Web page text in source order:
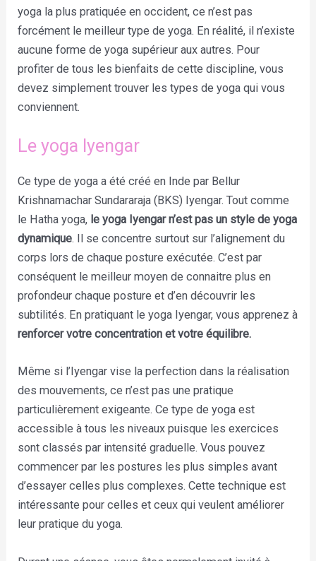
yoga la plus pratiquée en occident, ce n’est pas
forcément le meilleur type de yoga. En réalité, il n’existe
aucune forme de yoga supérieur aux autres. Pour
profiter de tous les bienfaits de cette discipline, vous
devez simplement trouver les types de yoga qui vous
conviennent.
Le yoga Iyengar
Ce type de yoga a été créé en Inde par Bellur
Krishnamachar Sundararaja (BKS) Iyengar. Tout comme
le Hatha yoga, le yoga Iyengar n’est pas un style de yoga
dynamique. Il se concentre surtout sur l’alignement du
corps lors de chaque posture exécutée. C’est par
conséquent le meilleur moyen de connaitre plus en
profondeur chaque posture et d’en découvrir les
subtilités. En pratiquant le yoga Iyengar, vous apprenez à
renforcer votre concentration et votre équilibre.
Même si l’Iyengar vise la perfection dans la réalisation
des mouvements, ce n’est pas une pratique
particulièrement exigeante. Ce type de yoga est
accessible à tous les niveaux puisque les exercices
sont classés par intensité graduelle. Vous pouvez
commencer par les postures les plus simples avant
d’essayer celles plus complexes. Cette technique est
intéressante pour celles et ceux qui veulent améliorer
leur pratique du yoga.